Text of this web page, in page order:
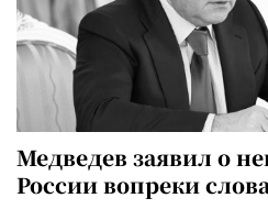
Медведев заявил о
России вопреки